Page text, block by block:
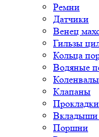
Ремни
Датчики
Венец
Гильзы
Кольца
Водяные
Коленвалы
Клапаны
Поршни